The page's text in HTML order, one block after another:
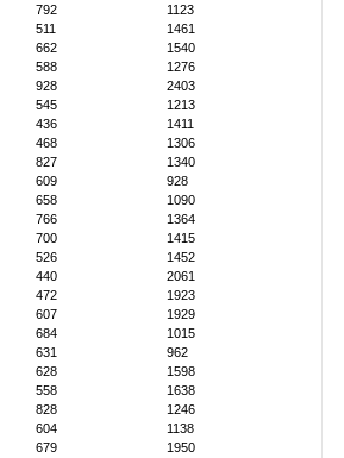
792
1123
511
1461
662
1540
588
1276
928
2403
545
1213
436
1411
468
1306
827
1340
609
928
658
1090
766
1364
700
1415
526
1452
440
2061
472
1923
607
1929
684
1015
631
962
628
1598
558
1638
828
1246
604
1138
679
1950